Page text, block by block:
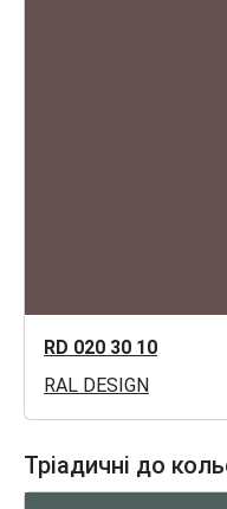
RD 020 30 10
RAL DESIGN
Тріадичні до